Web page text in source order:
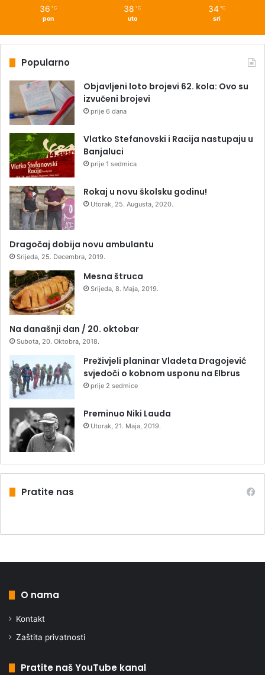
36 ℃
pon
38 ℃
uto
34 ℃
sri
Popularno
Objavljeni loto brojevi 62. kola: Ovo su
izvučeni brojevi
prije 6 dana
Vlatko Stefanovski i Racija nastupaju u
Banjaluci
prije 1 sedmica
Rokaj u novu školsku godinu!
Utorak, 25. Augusta, 2020.
Dragočaj dobija novu ambulantu
Srijeda, 25. Decembra, 2019.
Mesna štruca
Srijeda, 8. Maja, 2019.
Na današnji dan / 20. oktobar
Subota, 20. Oktobra, 2018.
Preživjeli planinar Vladeta Dragojević
svjedoči o kobnom usponu na Elbrus
prije 2 sedmice
Preminuo Niki Lauda
Utorak, 21. Maja, 2019.
Pratite nas
O nama
Kontakt
Zaštita privatnosti
Pratite naš YouTube kanal